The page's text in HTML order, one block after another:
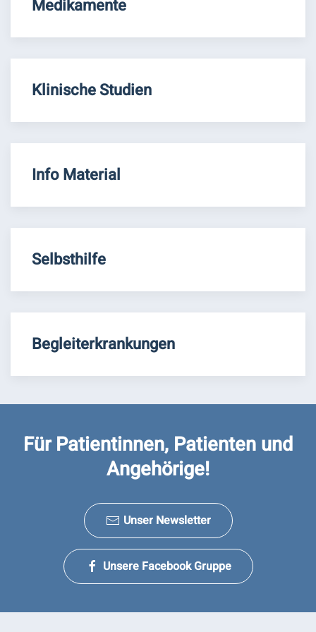
Medikamente
Klinische Studien
Info Material
Selbsthilfe
Begleiterkrankungen
Für Patientinnen, Patienten und
Angehörige!
Unser Newsletter
Unsere Facebook Gruppe